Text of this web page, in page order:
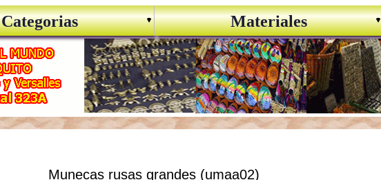
Categorias Materiales
Munecas rusas grandes (umaa02)